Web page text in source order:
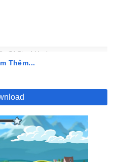
Of Steel Hack
thiếu hụt kinh phí nâng cấp.
kim cương, bạn không còn phải
xa huyền thoại như Titan,
cấp quyền truy cập vào
cấp tối đa ngay từ giai đoạn
Thêm...